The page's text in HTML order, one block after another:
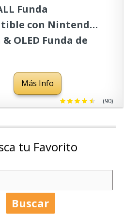
Funda
con Nintendo
OLED Funda de
y mano, Funda
portátil rígida
Bolsa para
Más Info
(90)
tu Favorito
Buscar